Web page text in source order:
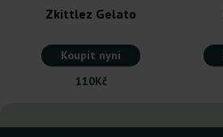
Zkittlez Gelato
Koupit nyní
110Kč